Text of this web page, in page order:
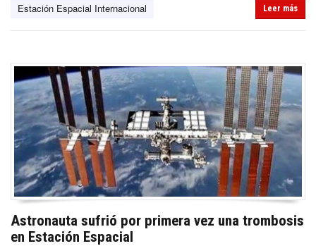
Estación Espacial Internacional Leer más
Astronauta sufrió por primera vez una trombosis
en Estación Espacial